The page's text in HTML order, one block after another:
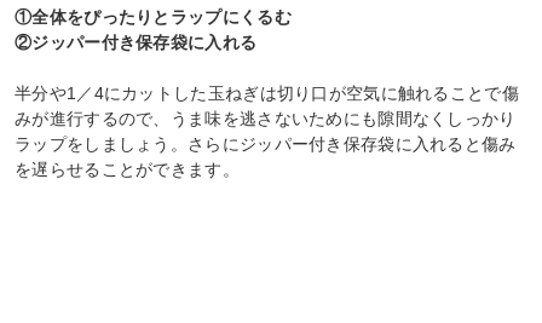
①全体をぴったりとラップにくるむ
②ジッパー付き保存袋に入れる
半分や1／4にカットした玉ねぎは切り口が空気に触れることで傷
みが進行するので、うま味を逃さないためにも隙間なくしっかり
ラップをしましょう。さらにジッパー付き保存袋に入れると傷み
を遅らせることができます。